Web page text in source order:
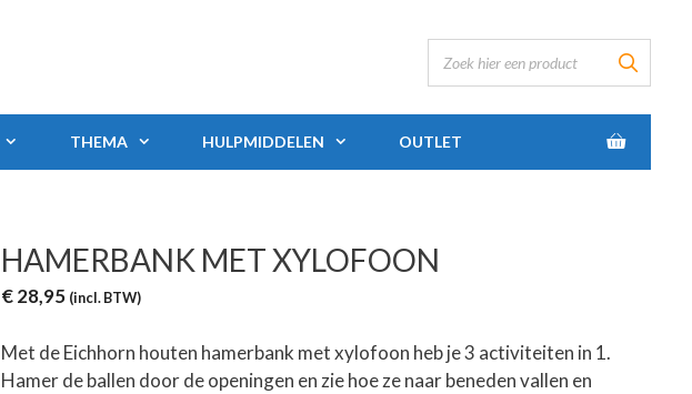
THEMA HULPMIDDELEN OUTLET
HAMERBANK MET XYLOFOON
€28,95 (incl. BTW)
Met de Eichhorn houten hamerbank met xylofoon heb je 3 activiteiten in 1.
Hamer de ballen door de openingen en zie hoe ze naar beneden vallen en